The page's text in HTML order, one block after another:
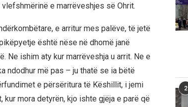
e marrëveshjes së Ohrit.
e arritur mes palëve, të jetë
është nëse në dhomë janë
Ne ishim aty kur marrëveshja u arrit. Ne e
ndodhur më pas – ju thatë se ia bëtë
e përsëritura të Këshillit, i jemi
mora detyrën, kjo ishte gjëja e parë që
2